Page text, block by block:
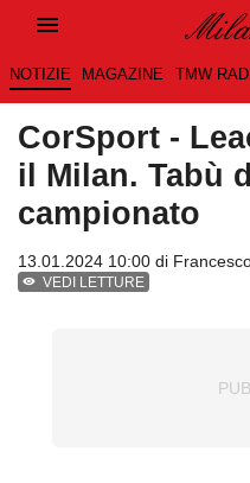
NOTIZIE MAGAZINE TMW
CorSport -
il Milan. Tabù
campionato
13.01.2024 10:00 di
VEDI LETTURE